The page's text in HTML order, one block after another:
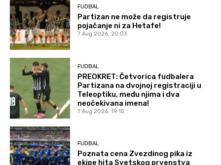
FUDBAL
Partizan ne može da registruje
pojačanje ni za Hetafe!
7 Aug 2026. 20:03
FUDBAL
PREOKRET: Četvorica fudbalera
Partizana na dvojnoj registraciji u
Teleoptiku, među njima i dva
neočekivana imena!
7 Aug 2026. 19:15
FUDBAL
Poznata cena Zvezdinog pika iz
ekipe hita Svetskog prvenstva